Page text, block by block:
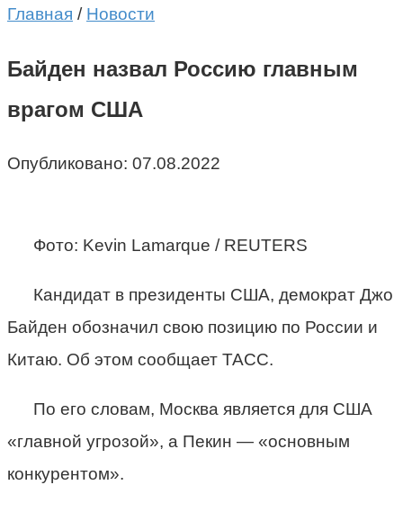
Главная / Новости
Байден назвал Россию главным
врагом США
Опубликовано: 07.08.2022
Фото: Kevin Lamarque / REUTERS
Кандидат в президенты США, демократ Джо
Байден обозначил свою позицию по России и
Китаю. Об этом сообщает ТАСС.
По его словам, Москва является для США
«главной угрозой», а Пекин — «основным
конкурентом».